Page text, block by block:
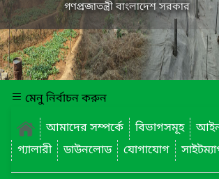
গণপ্রজাতন্ত্রী বাংলাদেশ সরকার
মেনু নির্বাচন করুন
আমাদের সম্পর্কে
বিভাগসমূহ
আইন
গ্যালারী
ডাউনলোড যোগাযোগ